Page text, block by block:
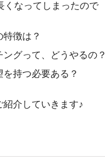
くなってしまったので
特徴は？
ングって、どうやるの？
を持つ必要ある？
紹介していきます♪